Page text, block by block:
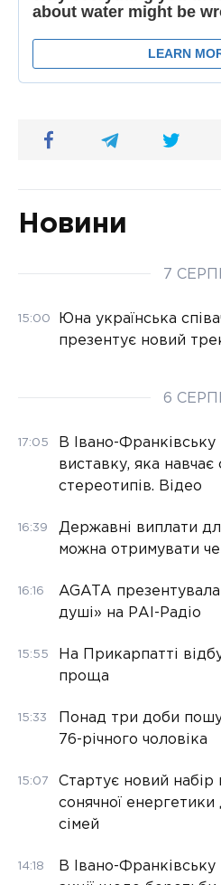
Новини
7
15:00
Юна українська
презентує новий
6
17:05
В Івано-
виставку, яка навчає
стереотипів. Відео
16:39
Державні виплати
можна отримувати
16:16
AGATA
душі» на РАІ-Радіо
15:55
На Прикарпатті
проща
15:33
Понад три доби
76-річного чоловіка
15:07
Стартує новий набір
сонячної енергетики
сімей
14:18
В Івано-Франківську